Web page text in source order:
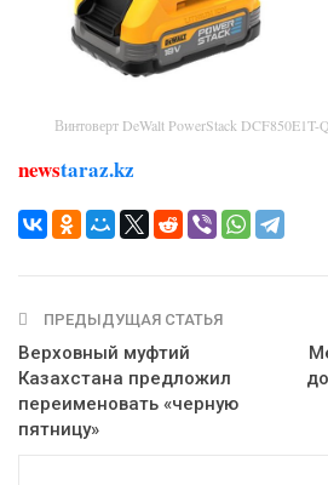
Винтоверт DeWalt PowerStack
newstaraz.kz
ПРЕДЫДУЩАЯ СТАТЬЯ
Верховный муфтий
Казахстана предложил
переименовать «черную
пятницу»